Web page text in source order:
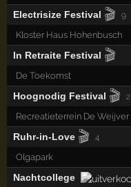
Electrisize Festival 🎬 9
Kloster Haus Hohenbusch
In Retraite Festival 🎬
De Toekomst
Hoognodig Festival 🎬 2
Recreatieterrein De Weijver
Ruhr-in-Love 🎬 4
Olgapark
Nachtcollege